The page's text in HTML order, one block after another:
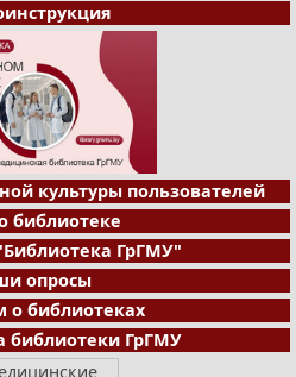
культуры пользователей
библиотеке
ГрГМУ"
опросы
библиотеках
библиотеки ГрГМУ